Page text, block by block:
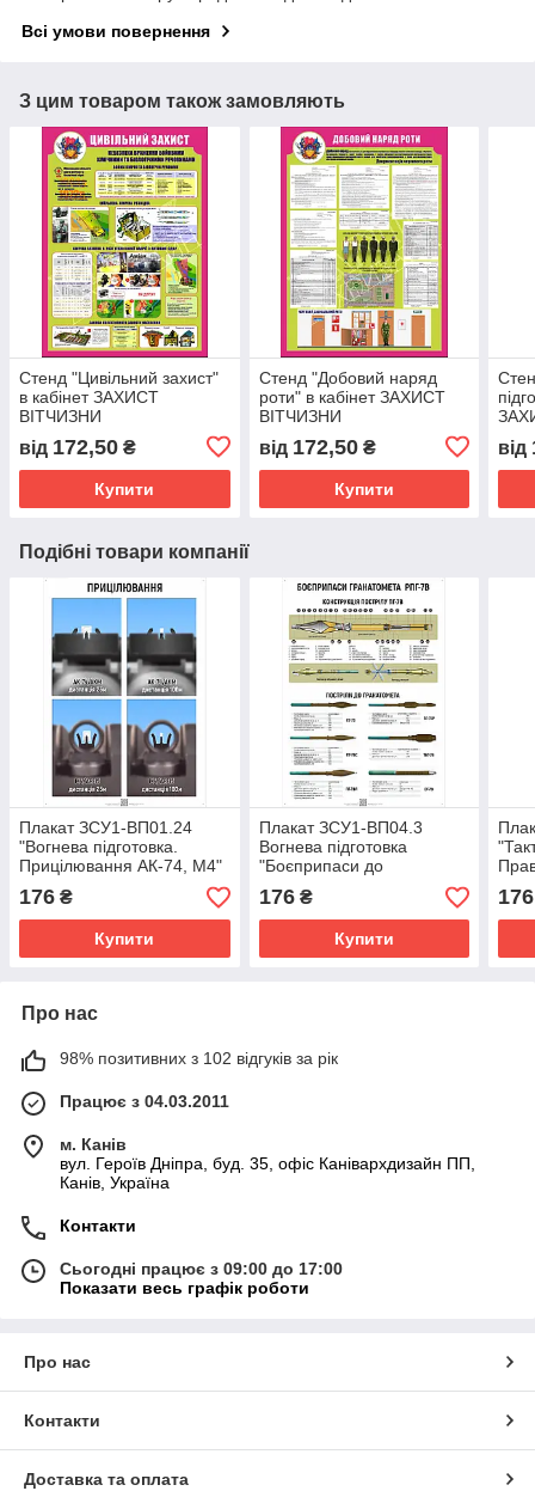
Всі умови повернення
З цим товаром також замовляють
Стенд "Цивільний захист"
в кабінет ЗАХИСТ
ВІТЧИЗНИ
від 172,50 ₴
Купити
Стенд "Добовий наряд
роти" в кабінет ЗАХИСТ
ВІТЧИЗНИ
від 172,50₴
Купити
від
Подібні товари компанії
Плакат ЗСУ1-ВП01.24
"Вогнева підготовка.
Прицілювання АК-74, М4"
для Збройних Сил України
176 ₴
Купити
Плакат ЗСУ1-ВП04.3
Вогнева підготовка
"Боєприпаси до
гранатомета" для
Збройних Сил України
176₴
Купити
176
Про нас
98% позитивних з 102 відгуків за рік
Працює з 04.03.2011
м. Канів
вул. Героїв Дніпра, буд. 35, офіс Канівархдизайн ПП,
Канів, Україна
Контакти
Сьогодні працює з 09:00 до 17:00
Показати весь графік роботи
Про нас
Контакти
Доставка та оплата